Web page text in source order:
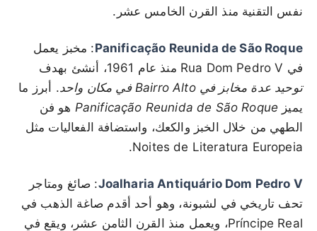
نفس التقنية منذ القرن الخامس عشر.
Panificação Reunida de São Roque: مخبز يعمل
في Rua Dom Pedro V منذ عام 1961، أنشئ بهدف
توحيد عدة مخابز في Bairro Alto في مكان واحد
. أبرز ما
يميز Panificação Reunida de São Roque هو فن
الطهي من خلال الخبز والكعك، واستضافة الفعاليات مثل
Noites de Literatura Europeia.
Joalharia Antiquário Dom Pedro V: صائغ ومتاجر
تحف تاريخي في لشبونة، وهو أحد أقدم صاغة الذهب في
Príncipe Real، ويعمل منذ القرن الثامن عشر، ويقع في